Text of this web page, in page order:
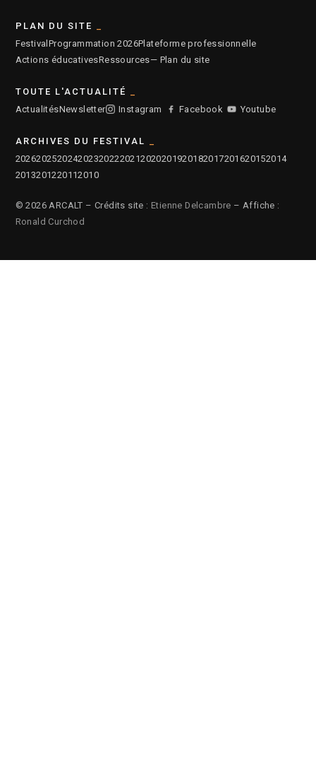
PLAN DU SITE
Festival Programmation 2026Plateforme professionnelle
Actions éducativesRessources— Plan du site
TOUTE L'ACTUALITÉ
ActualitésNewsletter Instagram Facebook Youtube
ARCHIVES DU FESTIVAL
2026202520242023202220212020201920182017201620152014
2013201220112010
© 2026 ARCALT – Crédits site : Etienne Delcambre – Affiche :
Ronald Curchod